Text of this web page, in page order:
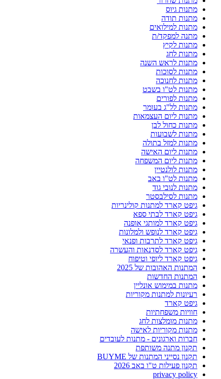
מתנות גיוס
מתנות תודה
מתנות למילואים
מתנה למפקד/ת
מתנות לקיץ
מתנות לחג
מתנות לראש השנה
מתנות לסוכות
מתנות לחנוכה
מתנות לט"ו בשבט
מתנות לפורים
מתנות לל"ג בעומר
מתנות ליום העצמאות
מתנות כחול לבן
מתנות לשבועות
מתנות למזל בתולה
מתנות ליום האישה
מתנות ליום המשפחה
מתנות לולנטיין
מתנות לט"ו באב
מתנות לנובי גוד
מתנות לסילבסטר
גיפט קארד למתנות קולינריות
גיפט קארד לבתי ספא
גיפט קארד למותגי אופנה
גיפט קארד לנופש ולמלונות
גיפט קארד לתרבות ופנאי
גיפט קארד לסדנאות והעשרה
גיפט קארד ליופי וטיפוח
המתנות האהובות של 2025
המתנות החדשות
מתנות במימוש אונליין
רעיונות למתנות מקוריות
גיפט קארד
חוויות משפחתיות
מתנות מומלצות לחג
מתנות מקוריות לאישה
חברות וארגונים - מתנות לעובדים
תקנון מתנה משותפת
תקנון נסייני המתנות של BUYME
תקנון פעילות ט"ו באב 2026
privacy policy